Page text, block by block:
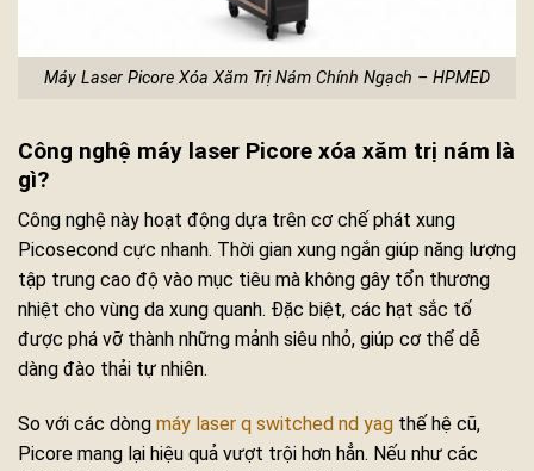
Máy Laser Picore Xóa Xăm Trị Nám Chính Ngạch – HPMED
Công nghệ máy laser Picore xóa xăm trị nám là
gì?
Công nghệ này hoạt động dựa trên cơ chế phát xung
Picosecond cực nhanh. Thời gian xung ngắn giúp năng lượng
tập trung cao độ vào mục tiêu mà không gây tổn thương
nhiệt cho vùng da xung quanh. Đặc biệt, các hạt sắc tố
được phá vỡ thành những mảnh siêu nhỏ, giúp cơ thể dễ
dàng đào thải tự nhiên.
So với các dòng máy laser q switched nd yag thế hệ cũ,
Picore mang lại hiệu quả vượt trội hơn hẳn. Nếu như các